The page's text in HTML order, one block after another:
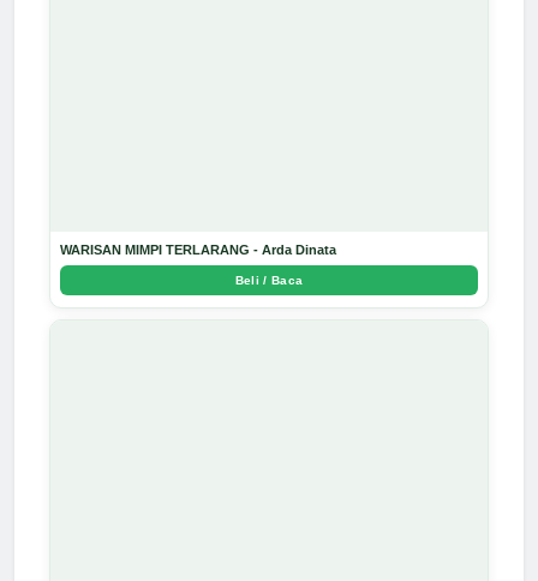
WARISAN MIMPI TERLARANG - Arda Dinata
Beli / Baca